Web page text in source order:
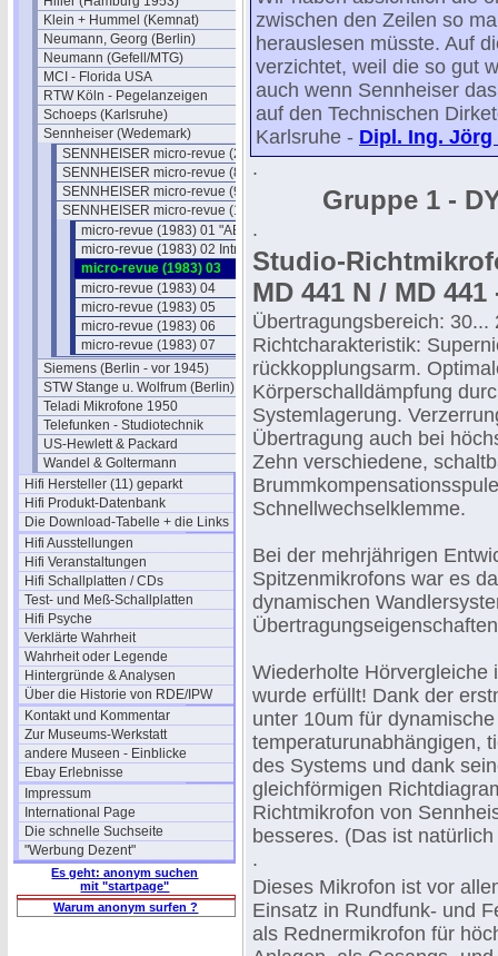
Klein + Hummel (Kemnat)
Neumann, Georg (Berlin)
Neumann (Gefell/MTG)
MCI - Florida USA
RTW Köln - Pegelanzeigen
Schoeps (Karlsruhe)
Sennheiser (Wedemark)
SENNHEISER micro-revue (2) 1969
SENNHEISER micro-revue (8) 1977
SENNHEISER micro-revue (9) 1978
SENNHEISER micro-revue (11) 1983
micro-revue (1983) 01 "ABC"
micro-revue (1983) 02 Intro
micro-revue (1983) 03
micro-revue (1983) 04
micro-revue (1983) 05
micro-revue (1983) 06
micro-revue (1983) 07
Siemens (Berlin - vor 1945)
STW Stange u. Wolfrum (Berlin)
Teladi Mikrofone 1950
Telefunken - Studiotechnik
US-Hewlett & Packard
Wandel & Goltermann
Hifi Hersteller (11) geparkt
Hifi Produkt-Datenbank
Die Download-Tabelle + die Links
Hifi Ausstellungen
Hifi Veranstaltungen
Hifi Schallplatten / CDs
Test- und Meß-Schallplatten
Hifi Psyche
Verklärte Wahrheit
Wahrheit oder Legende
Hintergründe & Analysen
Über die Historie von RDE/IPW
Kontakt und Kommentar
Zur Museums-Werkstatt
andere Museen - Einblicke
Ebay Erlebnisse
Impressum
International Page
Die schnelle Suchseite
"Werbung Dezent"
Es geht: anonym suchen
mit "startpage"
Warum anonym surfen ?
zwischen den Zeilen so
herauslesen müsste. Auf
verzichtet, weil die so gut
auch wenn Sennheiser
auf den Technischen
Karlsruhe - Dipl. Ing. Jörg
.
Gruppe 1 -
.
Studio-
MD 441 N / MD 441
Übertragungsbereich: 30...
Richtcharakteristik:
rückkopplungsarm.
Körperschalldämpfung
Systemlagerung.
Übertragung auch bei
Zehn verschiedene,
Schnellwechselklemme.
Bei der mehrjährigen
Spitzenmikrofons war es
dynamischen
Wiederholte Hörvergleiche
wurde erfüllt! Dank der
unter 10um für
temperaturunabhängigen,
des Systems und dank
gleichförmigen
Richtmikrofon von
besseres. (Das ist
.
Dieses Mikrofon ist vor
Einsatz in Rundfunk- und
als Rednermikrofon für